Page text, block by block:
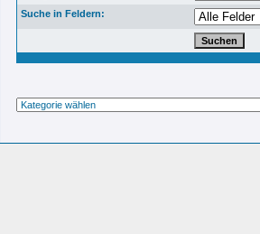
Suche in Feldern: